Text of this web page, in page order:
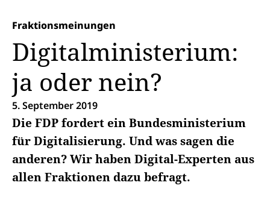
Fraktionsmeinungen
Digitalministerium:
ja oder nein?
5. September 2019
Die FDP fordert ein Bundesministerium
für Digitalisierung. Und was sagen die
anderen? Wir haben Digital-Experten aus
allen Fraktionen dazu befragt.